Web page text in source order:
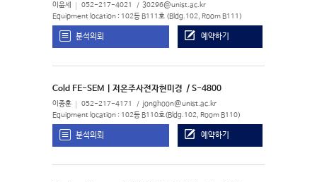
이윤세 052-217-4021 30296@unist.ac.kr
Equipment location : 102동 B111호 (Bldg.102, Room B111)
분석의뢰 예약하기
Cold FE-SEM | 저온주사전자현미경 / S-4800
이종훈 052-217-4171 jonghoon@unist.ac.kr
Equipment location : 102동 B110호(Bldg.102, Room B110)
분석의뢰 예약하기